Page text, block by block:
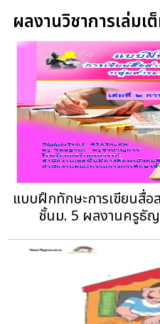
ผลงานวิชาการเล่มเ
แบบฝึกทักษะการเขียนสื่อ
ชั้นม. 5 ผลงานครูธั